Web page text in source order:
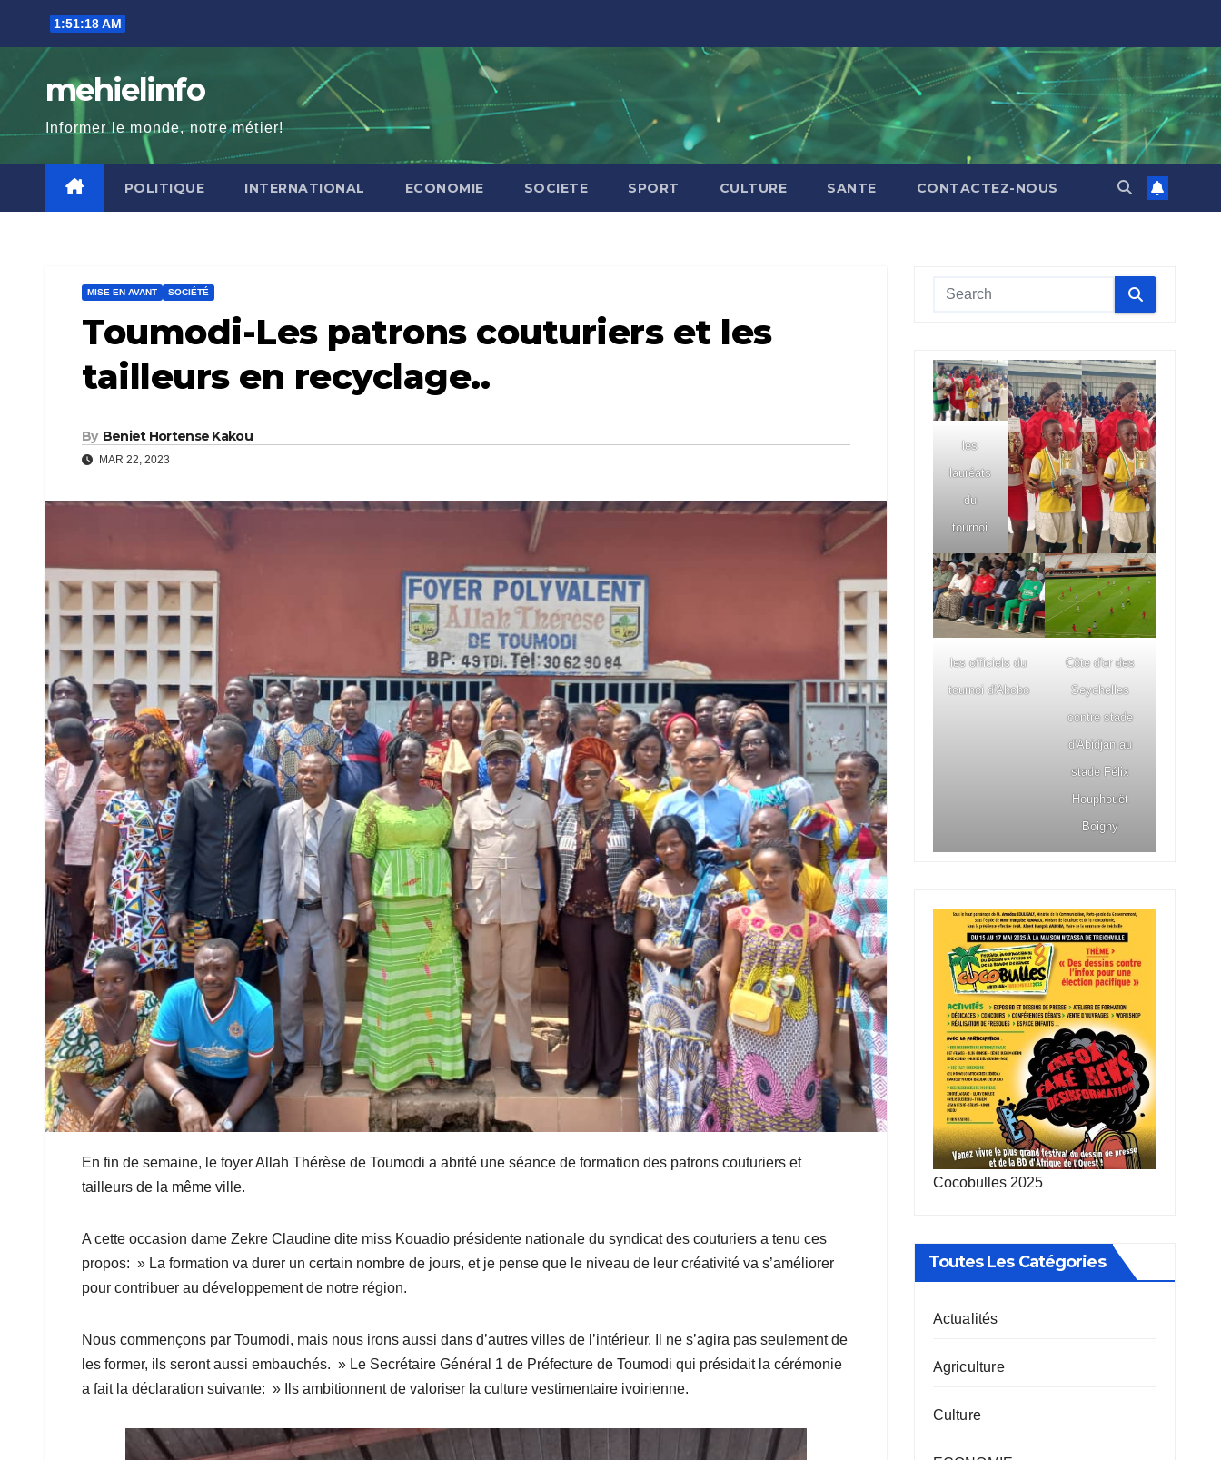
content
1:51:20 AM
mehielinfo
Informer le monde, notre métier!
POLITIQUE INTERNATIONAL ECONOMIE SOCIETE SPORT CULTURE SANTE CONTACTEZ-NOUS
MISE EN AVANT SOCIÉTÉ
Toumodi-Les patrons couturiers et les
tailleurs en recyclage..
By Beniet Hortense Kakou
MAR 22, 2023
En fin de semaine, le foyer Allah Thérèse de Toumodi a abrité une séance de formation des patrons couturiers et
tailleurs de la même ville.
A cette occasion dame Zekre Claudine dite miss Kouadio présidente nationale du syndicat des couturiers a tenu ces
propos: » La formation va durer un certain nombre de jours, et je pense que le niveau de leur créativité va s’améliorer
pour contribuer au développement de notre région.
Nous commençons par Toumodi, mais nous irons aussi dans d’autres villes de l’intérieur. Il ne s’agira pas seulement de
les former, ils seront aussi embauchés. » Le Secrétaire Général 1 de Préfecture de Toumodi qui présidait la cérémonie
a fait la déclaration suivante: » Ils ambitionnent de valoriser la culture vestimentaire ivoirienne.
les
lauréats
du
tournoi
les officiels du
tournoi d'Abobo
Côte d'or des
Seychelles
contre stade
d'Abidjan au
stade Félix
Houphouët
Boigny
Cocobulles 2025
Toutes Les Catégories
Actualités
Agriculture
Culture